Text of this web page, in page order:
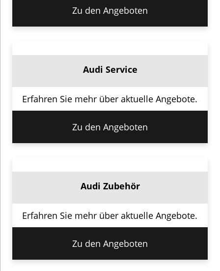
Zu den Angeboten
Audi Service
Erfahren Sie mehr über aktuelle Angebote.
Zu den Angeboten
Audi Zubehör
Erfahren Sie mehr über aktuelle Angebote.
Zu den Angeboten